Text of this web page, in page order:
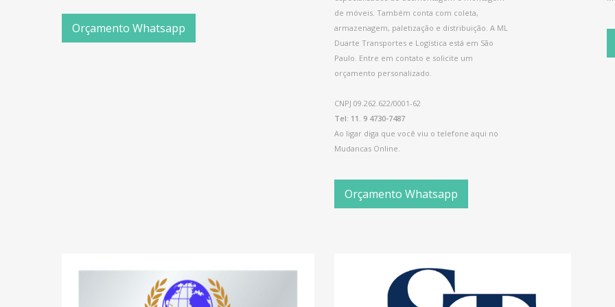
Orçamento Whatsapp
de móveis. Também conta com coleta,
armazenagem, paletização e distribuição. A ML
Duarte Transportes e Logística está em São
Paulo. Entre em contato e solicite um
orçamento personalizado.
CNPJ 09.262.622/0001-62
Tel: 11. 9 4730-7487
Ao ligar diga que você viu o telefone aqui no
Mudancas Online.
Orçamento Whatsapp